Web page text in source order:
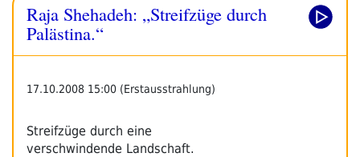
Raja Shehadeh: „Streifzüge durch
Palästina.“
17.10.2008 15:00 (Erstausstrahlung)
Streifzüge durch eine
verschwindende Landschaft.